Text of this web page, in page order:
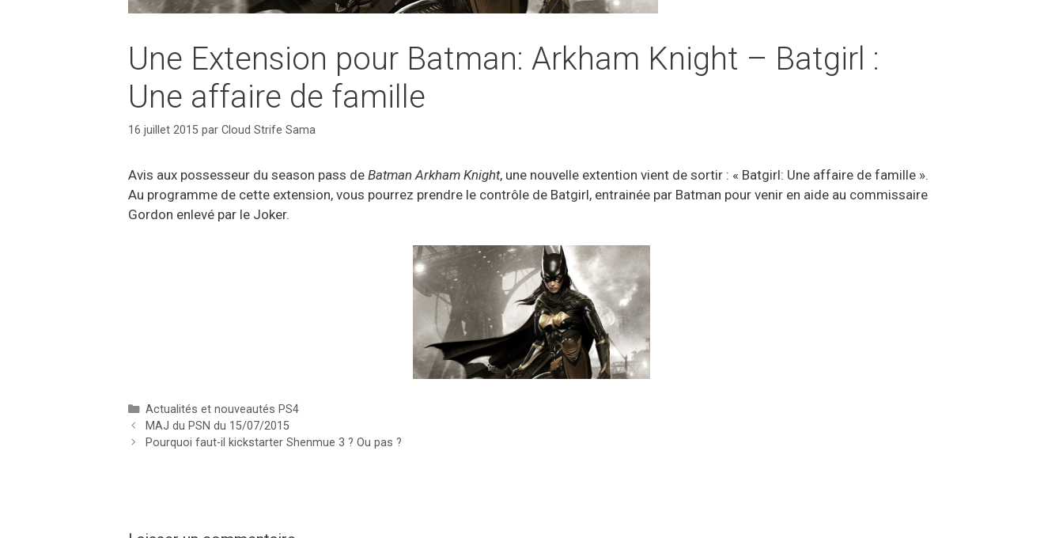
Une Extension pour Batman: Arkham Knight – Batgirl :
Une affaire de famille
16 juillet 2015 par Cloud Strife Sama
Avis aux possesseur du season pass de Batman Arkham Knight, une nouvelle extention vient de sortir : « Batgirl: Une affaire de famille ».
Au programme de cette extension, vous pourrez prendre le contrôle de Batgirl, entrainée par Batman pour venir en aide au commissaire
Gordon enlevé par le Joker.
Catégories
Actualités et nouveautés PS4
MAJ du PSN du 15/07/2015
Pourquoi faut-il kickstarter Shenmue 3 ? Ou pas ?